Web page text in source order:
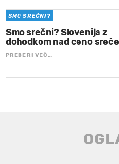
SMO SREČNI?
Smo srečni? Slovenija z
dohodkom nad ceno sreče
PREBERI VEČ…